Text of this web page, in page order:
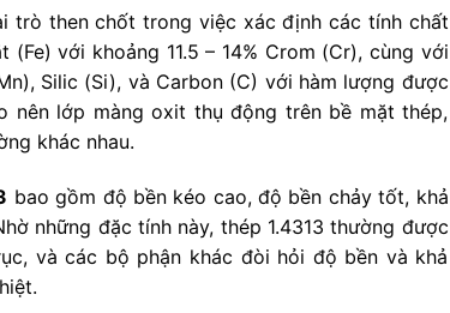
trò then chốt trong việc xác định các tính chất
với khoảng 11.5 – 14% Crom (Cr), cùng với
Silic (Si), và Carbon (C) với hàm lượng được
nên lớp màng oxit thụ động trên bề mặt thép,
khác nhau.
bao gồm độ bền kéo cao, độ bền chảy tốt, khả
những đặc tính này, thép 1.4313 thường được
và các bộ phận khác đòi hỏi độ bền và khả